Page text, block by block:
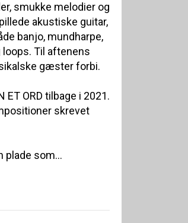
smukke melodier og
akustiske guitar,
banjo, mundharpe,
Til aftenens
gæster forbi.
ET ORD tilbage i 2021.
skrevet
plade som...